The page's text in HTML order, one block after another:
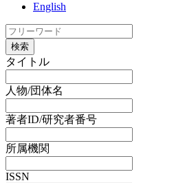
English
検索
タイトル
人物/団体名
著者ID/研究者番号
所属機関
ISSN